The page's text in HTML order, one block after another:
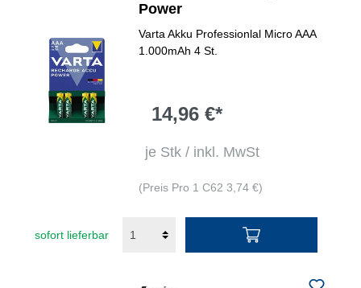
Power
Varta Akku Professionlal Micro AAA
1.000mAh 4 St.
14,96 €*
je Stk / inkl. MwSt
(Preis Pro 1 C62 3,74 €)
sofort lieferbar